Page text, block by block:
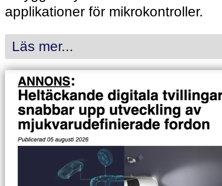
applikationer för mikrokontroller.
Läs mer...